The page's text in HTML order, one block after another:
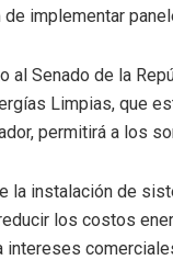
de implementar
al Senado de la
Limpias, que
permitirá a los
la instalación de
los costos
intereses